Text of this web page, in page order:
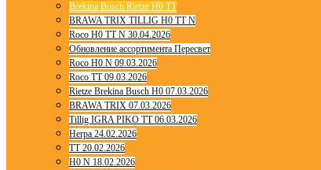
Brekina Busch Rietze H0 TT
BRAWA TRIX TILLIG H0 TT N
Roco H0 TT N 30.04.2026
Обновление ассортимента Пересвет
Roco H0 N 09.03.2026
Roco TT 09.03.2026
Rietze Brekina Busch H0 07.03.2026
BRAWA TRIX 07.03.2026
Tillig IGRA PIKO TT 06.03.2026
Herpa 24.02.2026
TT 20.02.2026
H0 N 18.02.2026